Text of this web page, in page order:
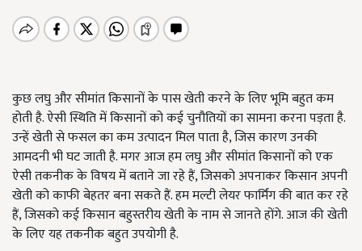
कुछ लघु और सीमांत किसानों के पास खेती करने के लिए भूमि बहुत कम
होती है. ऐसी स्थिति में किसानों को कई चुनौतियों का सामना करना पड़ता है.
उन्हें खेती से फसल का कम उत्पादन मिल पाता है, जिस कारण उनकी
आमदनी भी घट जाती है. मगर आज हम लघु और सीमांत किसानों को एक
ऐसी तकनीक के विषय में बताने जा रहे हैं, जिसको अपनाकर किसान अपनी
खेती को काफी बेहतर बना सकते हैं. हम मल्टी लेयर फार्मिंग की बात कर रहे
हैं, जिसको कई किसान बहुस्तरीय खेती के नाम से जानते होंगे. आज की खेती
के लिए यह तकनीक बहुत उपयोगी है.